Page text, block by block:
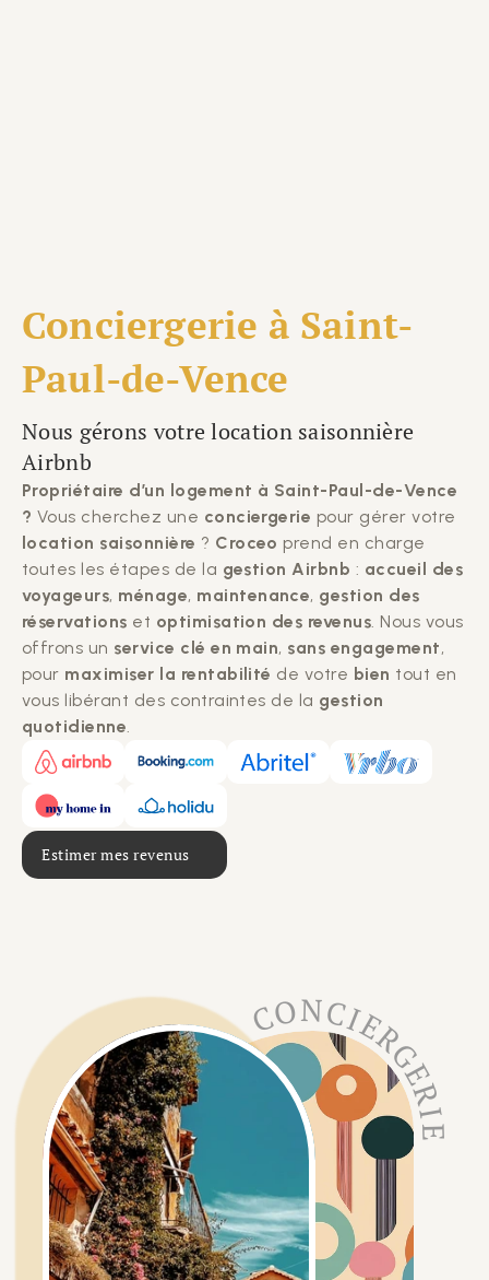
Conciergerie à Saint-
Paul-de-Vence
Nous gérons votre location saisonnière
Airbnb
Propriétaire d’un logement à Saint-Paul-de-Vence
? Vous cherchez une conciergerie pour gérer votre
location saisonnière ? Croceo prend en charge
toutes les étapes de la gestion Airbnb : accueil des
voyageurs, ménage, maintenance, gestion des
réservations et optimisation des revenus. Nous vous
offrons un service clé en main, sans engagement,
pour maximiser la rentabilité de votre bien tout en
vous libérant des contraintes de la gestion
quotidienne.
Estimer mes revenus
CONCIERGERIE